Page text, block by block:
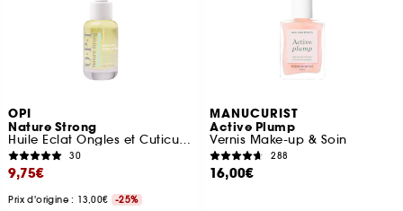
OPI
Nature Strong
Huile Eclat Ongles et Cuticules Booster d'humeur
30
9,75€
Prix d'origine : 13,00€ -25%
MANUCURIST
Active Plump
Vernis Make-up & Soin
288
16,00€